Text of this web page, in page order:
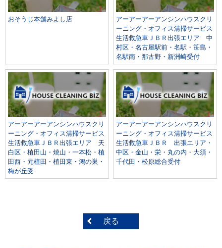
おそうじ本舗みよし店
アーアーアーアンシンハウスクリ
ーニング・オフィス清掃サービス
生活救急車ＪＢＲ出張エリア 中
村区・名古屋駅前・名駅・笹島・
名駅南・那古野・新洲崎受付
アーアーアーアンシンハウスクリ
ーニング・オフィス清掃サービス
生活救急車ＪＢＲ出張エリア 天
白区・植田山・焼山・一本松・植
田西・元植田・植田東・鴻の巣・
梅が丘受
アーアーアーアンシンハウスクリ
ーニング・オフィス清掃サービス
生活救急車ＪＢＲ 出張エリア・
中区・金山・栄・丸の内・大須・
千代田・松原総合受付
戻る